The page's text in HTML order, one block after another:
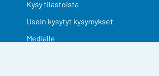
Kysy tilastoista
Usein kysytyt kysymykset
Medialle